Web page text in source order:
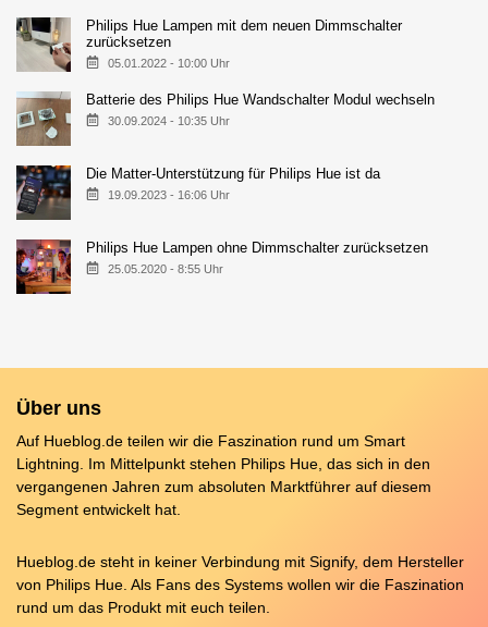
Philips Hue Lampen mit dem neuen Dimmschalter
zurücksetzen
05.01.2022 - 10:00 Uhr
Batterie des Philips Hue Wandschalter Modul wechseln
30.09.2024 - 10:35 Uhr
Die Matter-Unterstützung für Philips Hue ist da
19.09.2023 - 16:06 Uhr
Philips Hue Lampen ohne Dimmschalter zurücksetzen
25.05.2020 - 8:55 Uhr
Über uns
Auf Hueblog.de teilen wir die Faszination rund um Smart
Lightning. Im Mittelpunkt stehen Philips Hue, das sich in den
vergangenen Jahren zum absoluten Marktführer auf diesem
Segment entwickelt hat.
Hueblog.de steht in keiner Verbindung mit Signify, dem Hersteller
von Philips Hue. Als Fans des Systems wollen wir die Faszination
rund um das Produkt mit euch teilen.